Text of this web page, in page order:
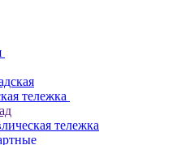
тележка
тележка